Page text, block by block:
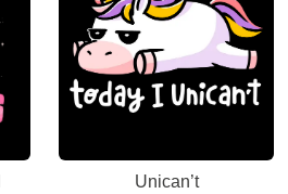
Unican’t